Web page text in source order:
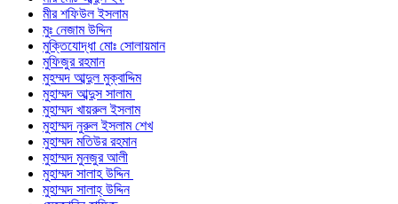
মীর শফিউল ইসলাম
মুঃ নেজাম উদ্দিন
মুক্তিযোদ্ধা মোঃ সোলায়মান
মুফিজুর রহমান
মুহম্মদ আব্দুল মুক্বাদ্দিম
মুহাম্মদ আব্দুস সালাম
মুহাম্মদ খায়রুল ইসলাম
মুহাম্মদ নুরুল ইসলাম শেখ
মুহাম্মদ মতিউর রহমান
মুহাম্মদ মুনজুর আলী
মুহাম্মদ সালাহ উদ্দিন
মুহাম্মদ সালাহ্ উদ্দিন